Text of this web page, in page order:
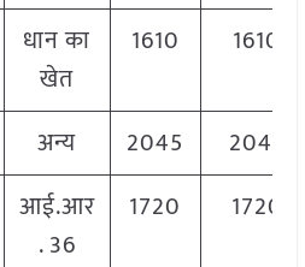
धान का
खेत
1610 1610
अन्य 2045
2045
आई.आर
. 36
1720 1720